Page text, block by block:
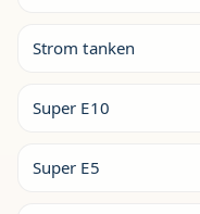
Strom tanken
Super E10
Super E5